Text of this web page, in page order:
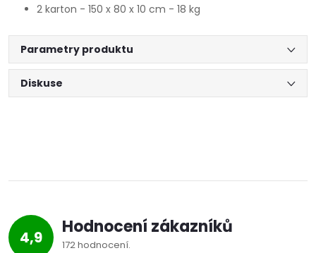
2 karton - 150 x 80 x 10 cm - 18 kg
Parametry produktu
Diskuse
4,9 Hodnocení zákazníků
172 hodnocení